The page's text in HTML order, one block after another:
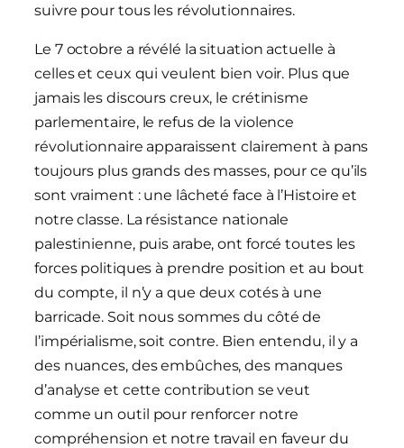
suivre pour tous les révolutionnaires.
Le 7 octobre a révélé la situation actuelle à
celles et ceux qui veulent bien voir. Plus que
jamais les discours creux, le crétinisme
parlementaire, le refus de la violence
révolutionnaire apparaissent clairement à pans
toujours plus grands des masses, pour ce qu’ils
sont vraiment : une lâcheté face à l’Histoire et
notre classe. La résistance nationale
palestinienne, puis arabe, ont forcé toutes les
forces politiques à prendre position et au bout
du compte, il n’y a que deux cotés à une
barricade. Soit nous sommes du côté de
l’impérialisme, soit contre. Bien entendu, il y a
des nuances, des embûches, des manques
d’analyse et cette contribution se veut
comme un outil pour renforcer notre
compréhension et notre travail en faveur du